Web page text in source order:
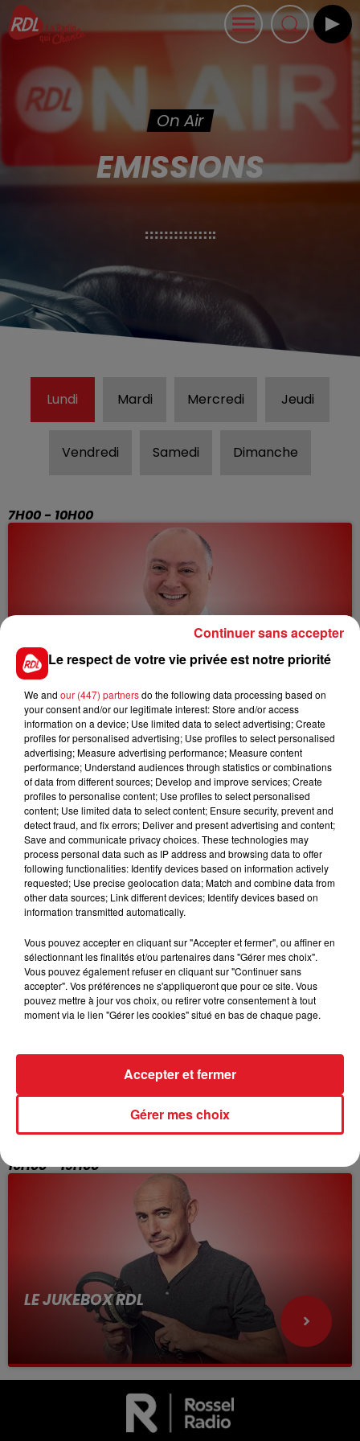
On Air
EMISSIONS
Lundi Mardi Mercredi Jeudi
Vendredi Samedi Dimanche
7H00 - 10H00
DEBOUT C'EST L'HEURE
avec Anthony
12H00 - 13H00
RDL & VOUS
avec Hervé
13H00 - 16H00
LES APRÈS-MIDI QUI CHANTENT
avec Alex
16H00 - 19H00
LE JUKEBOX RDL
Le respect de votre vie privée est notre priorité
We and our (447) partnersdo the following data processing based on
your consent and/or our legitimate interest: Store and/or access
information on a device; Use limited data to select advertising; Create
profiles for personalised advertising; Use profiles to select personalised
advertising; Measure advertising performance; Measure content
performance; Understand audiences through statistics or combinations
of data from different sources; Develop and improve services; Create
profiles to personalise content; Use profiles to select personalised
content; Use limited data to select content; Ensure security, prevent and
detect fraud, and fix errors; Deliver and present advertising and content;
Save and communicate privacy choices. These technologies may
process personal data such as IP address and browsing data to offer
following functionalities: Identify devices based on information actively
requested; Use precise geolocation data; Match and combine data from
other data sources; Link different devices; Identify devices based on
information transmitted automatically.
Vous pouvez accepter en cliquant sur "Accepter et fermer", ou affiner en
sélectionnant les finalités et/ou partenaires dans "Gérer mes choix".
Vous pouvez également refuser en cliquant sur "Continuer sans
accepter". Vos préférences ne s'appliqueront que pour ce site. Vous
pouvez mettre à jour vos choix, ou retirer votre consentement à tout
moment via le lien "Gérer les cookies" situé en bas de chaque page.
Gérer mes choix
Accepter et fermer
Continuer sans accepter